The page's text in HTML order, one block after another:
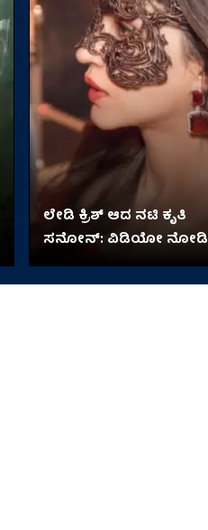
ಲೇಡಿ ಕ್ರಿಶ್ ಆದ ನಟಿ ಕೃತಿ
ಸನೋನ್: ವಿಡಿಯೋ ನೋಡಿ